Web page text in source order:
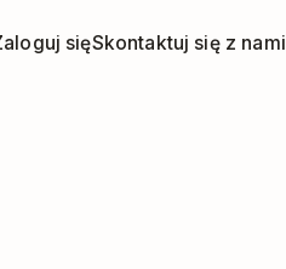
sięSkontaktuj się z nami